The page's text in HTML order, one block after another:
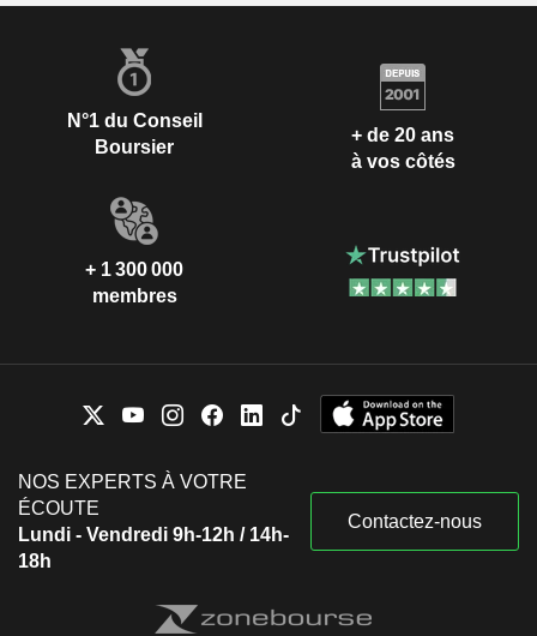
N°1 du Conseil
Boursier
+ de 20 ans
à vos côtés
+ 1 300 000
membres
NOS EXPERTS À VOTRE
ÉCOUTE
Lundi - Vendredi 9h-12h / 14h-
18h
Contactez-nous